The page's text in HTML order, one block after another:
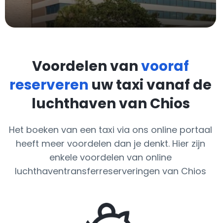
Voordelen vanvooraf
reserveren uw taxi vanaf de
luchthaven van Chios
Het boeken van een taxi via ons online portaal
heeft meer voordelen dan je denkt. Hier zijn
enkele voordelen van online
luchthaventransferreserveringen van Chios